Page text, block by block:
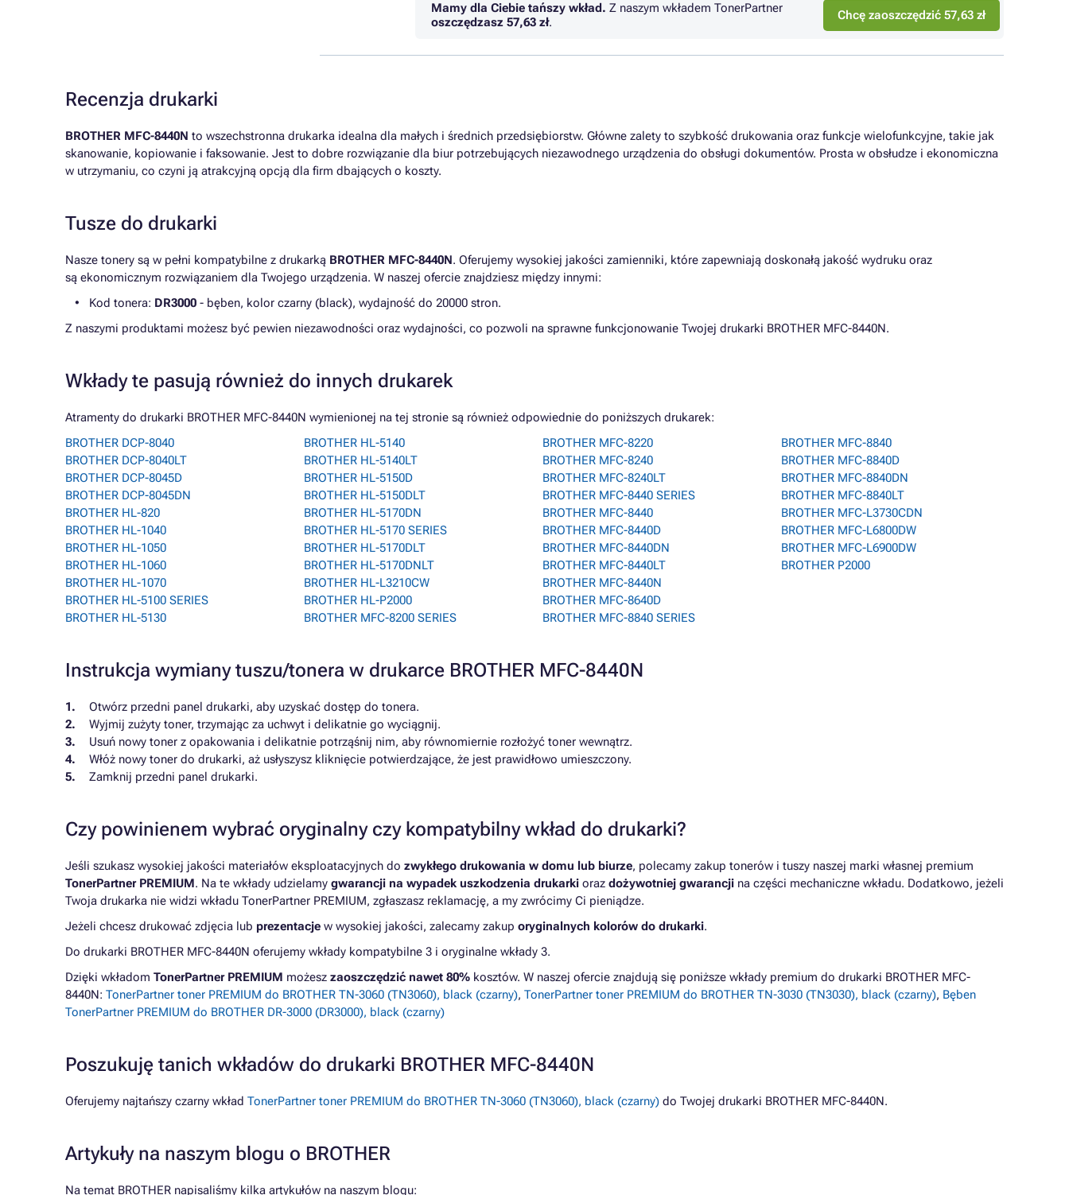
Mamy dla Ciebie tańszy wkład. Z naszym wkładem TonerPartner
oszczędzasz 57,63 zł. Chcę zaoszczędzić 57,63 zł
Recenzja drukarki
BROTHER MFC-8440N to wszechstronna drukarka idealna dla małych i średnich przedsiębiorstw. Główne zalety to szybkość drukowania oraz funkcje wielofunkcyjne, takie jak
skanowanie, kopiowanie i faksowanie. Jest to dobre rozwiązanie dla biur potrzebujących niezawodnego urządzenia do obsługi dokumentów. Prosta w obsłudze i ekonomiczna
w utrzymaniu, co czyni ją atrakcyjną opcją dla firm dbających o koszty.
Tusze do drukarki
Nasze tonery są w pełni kompatybilne z drukarką BROTHER MFC-8440N. Oferujemy wysokiej jakości zamienniki, które zapewniają doskonałą jakość wydruku oraz
są ekonomicznym rozwiązaniem dla Twojego urządzenia. W naszej ofercie znajdziesz między innymi:
Kod tonera: DR3000 - bęben, kolor czarny (black), wydajność do 20000 stron.
Z naszymi produktami możesz być pewien niezawodności oraz wydajności, co pozwoli na sprawne funkcjonowanie Twojej drukarki BROTHER MFC-8440N.
Wkłady te pasują również do innych drukarek
Atramenty do drukarki BROTHER MFC-8440N wymienionej na tej stronie są również odpowiednie do poniższych drukarek:
BROTHER DCP-8040
BROTHER DCP-8040LT
BROTHER DCP-8045D
BROTHER DCP-8045DN
BROTHER HL-820
BROTHER HL-1040
BROTHER HL-1050
BROTHER HL-1060
BROTHER HL-1070
BROTHER HL-5100 SERIES
BROTHER HL-5130
BROTHER HL-5140
BROTHER HL-5140LT
BROTHER HL-5150D
BROTHER HL-5150DLT
BROTHER HL-5170DN
BROTHER HL-5170 SERIES
BROTHER HL-5170DLT
BROTHER HL-5170DNLT
BROTHER HL-L3210CW
BROTHER HL-P2000
BROTHER MFC-8200 SERIES
BROTHER MFC-8220
BROTHER MFC-8240
BROTHER MFC-8240LT
BROTHER MFC-8440 SERIES
BROTHER MFC-8440
BROTHER MFC-8440D
BROTHER MFC-8440DN
BROTHER MFC-8440LT
BROTHER MFC-8440N
BROTHER MFC-8640D
BROTHER MFC-8840 SERIES
BROTHER MFC-8840
BROTHER MFC-8840D
BROTHER MFC-8840DN
BROTHER MFC-8840LT
BROTHER MFC-L3730CDN
BROTHER MFC-L6800DW
BROTHER MFC-L6900DW
BROTHER P2000
Instrukcja wymiany tuszu/tonera w drukarce BROTHER MFC-8440N
Otwórz przedni panel drukarki, aby uzyskać dostęp do tonera.
Wyjmij zużyty toner, trzymając za uchwyt i delikatnie go wyciągnij.
Usuń nowy toner z opakowania i delikatnie potrząśnij nim, aby równomiernie rozłożyć toner wewnątrz.
Włóż nowy toner do drukarki, aż usłyszysz kliknięcie potwierdzające, że jest prawidłowo umieszczony.
Zamknij przedni panel drukarki.
Czy powinienem wybrać oryginalny czy kompatybilny wkład do drukarki?
Jeśli szukasz wysokiej jakości materiałów eksploatacyjnych do zwykłego drukowania w domu lub biurze, polecamy zakup tonerów i tuszy naszej marki własnej premium
TonerPartner PREMIUM. Na te wkłady udzielamy gwarancji na wypadek uszkodzenia drukarki oraz dożywotniej gwarancji na części mechaniczne wkładu. Dodatkowo, jeżeli
Twoja drukarka nie widzi wkładu TonerPartner PREMIUM, zgłaszasz reklamację, a my zwrócimy Ci pieniądze.
Jeżeli chcesz drukować zdjęcia lub prezentacje w wysokiej jakości, zalecamy zakup oryginalnych kolorów do drukarki.
Do drukarki BROTHER MFC-8440N oferujemy wkłady kompatybilne 3 i oryginalne wkłady 3.
Dzięki wkładom TonerPartner PREMIUM możesz zaoszczędzić nawet 80% kosztów. W naszej ofercie znajdują się poniższe wkłady premium do drukarki BROTHER MFC-
8440N: TonerPartner toner PREMIUM do BROTHER TN-3060 (TN3060), black (czarny), TonerPartner toner PREMIUM do BROTHER TN-3030 (TN3030), black (czarny), Bęben
TonerPartner PREMIUM do BROTHER DR-3000 (DR3000), black (czarny)
Poszukuję tanich wkładów do drukarki BROTHER MFC-8440N
Oferujemy najtańszy czarny wkład TonerPartner toner PREMIUM do BROTHER TN-3060 (TN3060), black (czarny) do Twojej drukarki BROTHER MFC-8440N.
Artykuły na naszym blogu o BROTHER
Na temat BROTHER napisaliśmy kilka artykułów na naszym blogu: